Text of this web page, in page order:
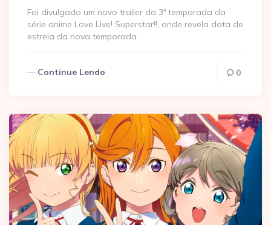
Foi divulgado um novo trailer da 3ª temporada da
série anime Love Live! Superstar!!, onde revela data de
estreia da nova temporada.
Continue Lendo 0